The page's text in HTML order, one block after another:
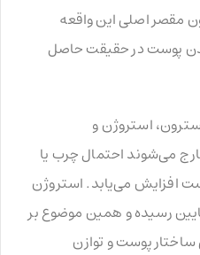
مقصر اصلی این واقعه
پوست در حقیقت حاصل
استروژن و
می‌شوند احتمال چرب یا
افزایش می‌یابد. استروژن
رسیده و همین موضوع بر
پوست و توازن